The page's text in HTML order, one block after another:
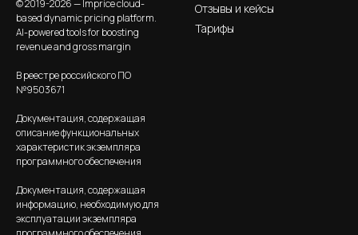
© 2019-2026 — Imprice cloud-
based dynamic pricing platform.
AI-powered tools for boosting
revenue and gross margin
В реестре российского ПО
№9503671
Документация, содержащая
описание функциональных
характеристик экземпляра
программного обеспечения
Документация, содержащая
информацию, необходимую для
эксплуатации экземпляра
Отзывы и кейсы
Тарифы